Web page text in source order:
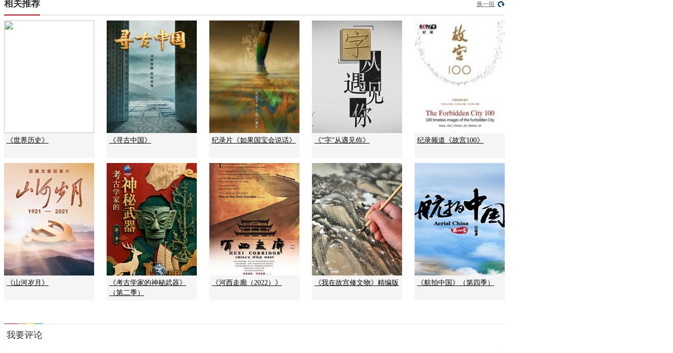
相关推荐 换一组
《世界历史》 《寻古中国》 纪录片《如果国宝会说话》 《“字”从遇见你》 纪录频道《故宫100》
《山河岁月》
《考古学家的神秘武器》
（第二季）
《河西走廊（2022）》 《我在故宫修文物》精编版 《航拍中国》（第四季）